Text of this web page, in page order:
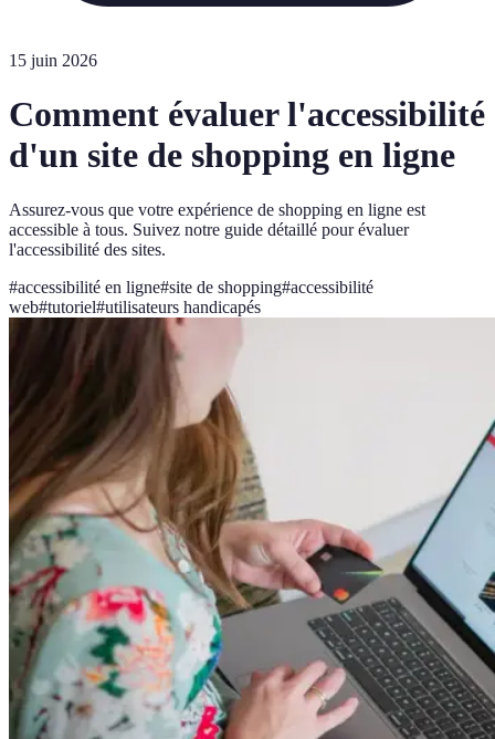
15 juin 2026
Comment évaluer l'accessibilité
d'un site de shopping en ligne
Assurez-vous que votre expérience de shopping en ligne est
accessible à tous. Suivez notre guide détaillé pour évaluer
l'accessibilité des sites.
#accessibilité en ligne#site de shopping#accessibilité
web#tutoriel#utilisateurs handicapés